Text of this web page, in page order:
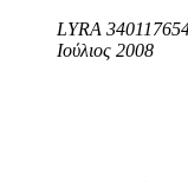
LYRA
Ιούλιος 2008